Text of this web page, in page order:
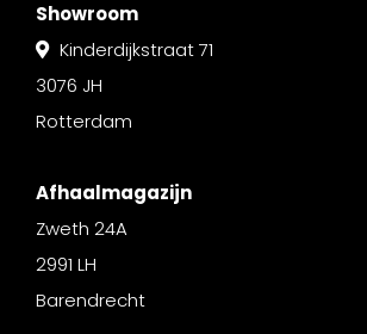
Showroom
Kinderdijkstraat 71
3076 JH
Rotterdam
Afhaalmagazijn
Zweth 24A
2991 LH
Barendrecht